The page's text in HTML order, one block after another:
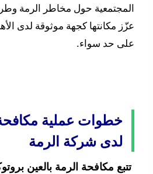
المجتمعية حول مخاطر الرمة وطرق
عزّز مكانتها كجهة موثوقة لدى
على حد سواء.
خطوات عملية مكافحة
لدى شركة الرمة